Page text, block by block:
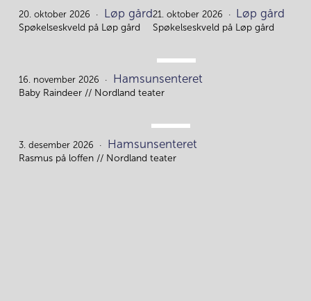
20.
20. oktober 2026 Løp gård
Spøkelseskveld på Løp gård
21.
21. oktober 2026 Løp gård
Spøkelseskveld på Løp gård
16.
16. november 2026 Hamsunsenteret
Baby Raindeer // Nordland teater
3.
3. desember 2026 Hamsunsenteret
Rasmus på loffen // Nordland teater